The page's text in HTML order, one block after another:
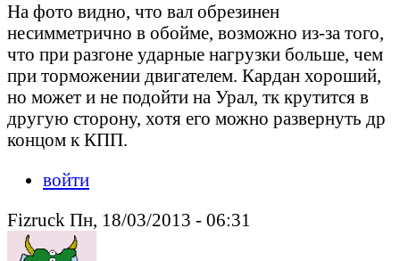
На фото видно, что вал обрезинен
несимметрично в обойме, возможно из-за того,
что при разгоне ударные нагрузки больше, чем
при торможении двигателем. Кардан хороший,
но может и не подойти на Урал, тк крутится в
другую сторону, хотя его можно развернуть др
концом к КПП.
войти
Fizruck Пн, 18/03/2013 - 06:31